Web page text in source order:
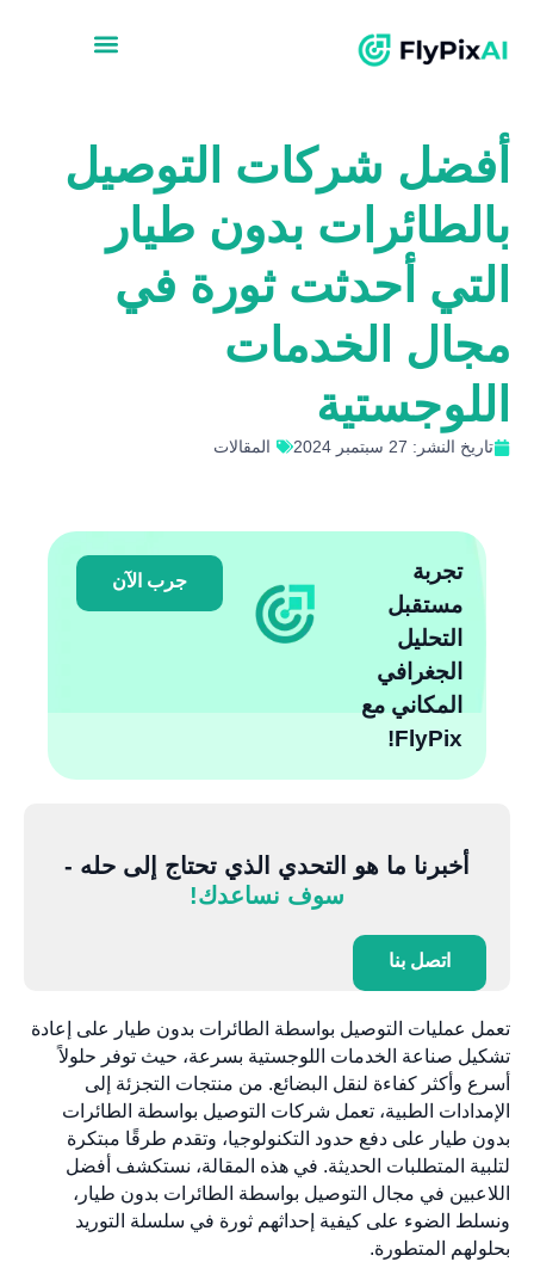
أفضل شركات التوصيل
بالطائرات بدون طيار
التي أحدثت ثورة في
مجال الخدمات
اللوجستية
تاريخ النشر: 27 سبتمبر 2024 المقالات
تجربة
مستقبل
التحليل
الجغرافي
المكاني مع
FlyPix!
جرب الآن
أخبرنا ما هو التحدي الذي تحتاج إلى حله -
سوف نساعدك!
اتصل بنا
تعمل عمليات التوصيل بواسطة الطائرات بدون طيار على إعادة
تشكيل صناعة الخدمات اللوجستية بسرعة، حيث توفر حلولاً
أسرع وأكثر كفاءة لنقل البضائع. من منتجات التجزئة إلى
الإمدادات الطبية، تعمل شركات التوصيل بواسطة الطائرات
بدون طيار على دفع حدود التكنولوجيا، وتقدم طرقًا مبتكرة
لتلبية المتطلبات الحديثة. في هذه المقالة، نستكشف أفضل
اللاعبين في مجال التوصيل بواسطة الطائرات بدون طيار،
ونسلط الضوء على كيفية إحداثهم ثورة في سلسلة التوريد
بحلولهم المتطورة.